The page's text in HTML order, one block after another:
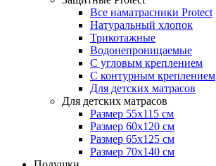
Все наматрасники Protect
Натуральный хлопок
Трикотажные
Водонепроницаемые
С угловым креплением
С контурным креплением
Для детских матрасов
Для детских матрасов
Размер 55x115 см
Размер 60x120 см
Размер 65x125 см
Размер 70x140 см